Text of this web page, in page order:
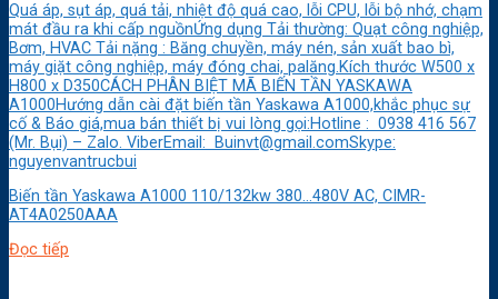
Quá áp, sụt áp, quá tải, nhiệt độ quá cao, lỗi CPU, lỗi bộ nhớ, chạm
mát đầu ra khi cấp nguồnỨng dụng Tải thường: Quạt công nghiệp,
Bơm, HVAC Tải nặng : Băng chuyền, máy nén, sản xuất bao bì,
máy giặt công nghiệp, máy đóng chai, palăng.Kích thước W500 x
H800 x D350CÁCH PHÂN BIỆT MÃ BIẾN TẦN YASKAWA
A1000Hướng dẫn cài đặt biến tần Yaskawa A1000,khắc phục sự
cố & Báo giá,mua bán thiết bị vui lòng gọi:Hotline : 0938 416 567
(Mr. Bụi) – Zalo. ViberEmail: Buinvt@gmail.comSkype:
nguyenvantrucbui
Biến tần Yaskawa A1000 110/132kw 380…480V AC, CIMR-
AT4A0250AAA
Đọc tiếp